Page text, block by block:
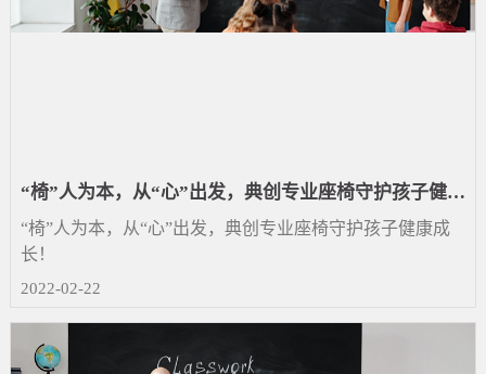
“椅”人为本，从“心”出发，典创专业座椅守护孩子健康
成长！
“椅”人为本，从“心”出发，典创专业座椅守护孩子健康成
长！
2022-02-22